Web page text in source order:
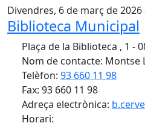
Divendres, 6 de març de 2026
Biblioteca Municipal
Plaça de la Biblioteca , 1 -
Nom de contacte: Montse
Telèfon: 93 660 11 98
Fax: 93 660 11 98
Adreça electrònica:
Horari: